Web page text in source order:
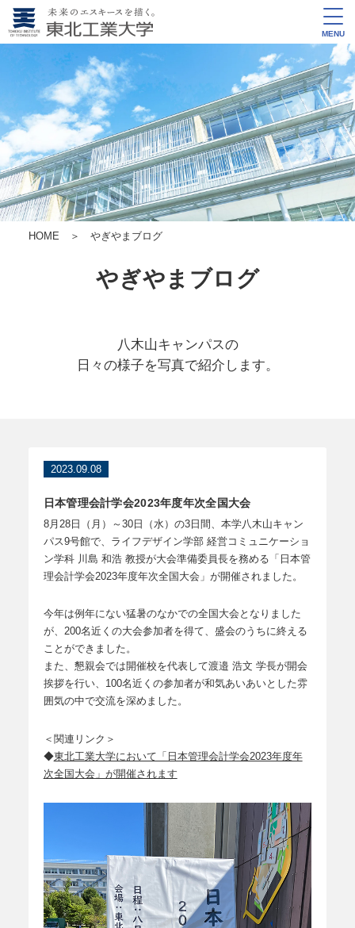
MENU
HOME ＞ やぎやまブログ
やぎやまブログ
八木山キャンパスの
日々の様子を写真で紹介します。
2023.09.08
日本管理会計学会2023年度年次全国大会
8月28日（月）～30日（水）の3日間、本学八木山キャン
パス9号館で、ライフデザイン学部 経営コミュニケーショ
ン学科 川島 和浩 教授が大会準備委員長を務める「日本管
理会計学会2023年度年次全国大会」が開催されました。
今年は例年にない猛暑のなかでの全国大会となりました
が、200名近くの大会参加者を得て、盛会のうちに終える
ことができました。
また、懇親会では開催校を代表して渡邉 浩文 学長が開会
挨拶を行い、100名近くの参加者が和気あいあいとした雰
囲気の中で交流を深めました。
＜関連リンク＞
◆東北工業大学において「日本管理会計学会2023年度年
次全国大会」が開催されます